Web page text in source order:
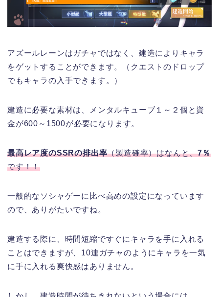
アズールレーンはガチャではなく、建造によりキャラ
をゲットすることができます。（クエストのドロップ
でもキャラの入手できます。）
建造に必要な素材は、メンタルキューブ１～２個と資
金が600～1500が必要になります。
最高レア度のSSRの排出率（製造確率）はなんと、7％
です！！
一般的なソシャゲーに比べ高めの設定になっています
ので、ありがたいですね。
建造する際に、時間短縮ですぐにキャラを手に入れる
ことはできますが、10連ガチャのようにキャラを一気
に手に入れる爽快感はありません。